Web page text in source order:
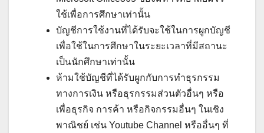
ใช้เพื่อการศึกษาเท่านั้น
บัญชีการใช้งานที่ได้รับจะใช้ในการผูกบัญชี
เพื่อใช้ในการศึกษาในระยะเวลาที่มีสถานะ
เป็นนักศึกษาเท่านั้น
ห้ามใช้บัญชีที่ได้รับผูกกับการทำธุรกรรม
ทางการเงิน หรือธุรกรรมส่วนตัวอื่นๆ หรือ
เพื่อธุรกิจ การค้า หรือกิจกรรมอื่นๆ ในเชิง
พาณิชย์ เช่น Youtube Channel หรืออื่นๆ ที่